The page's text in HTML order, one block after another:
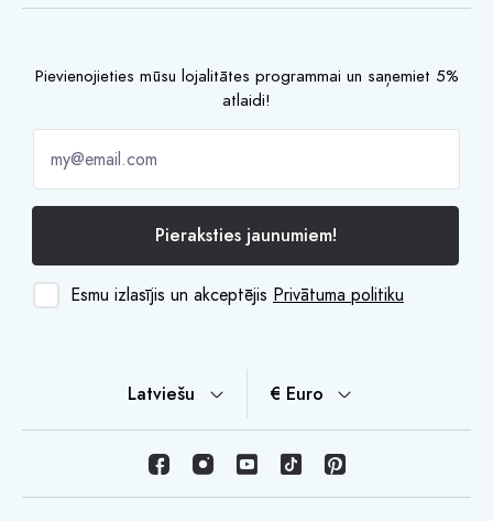
Pievienojieties mūsu lojalitātes programmai un saņemiet 5%
atlaidi!
Pieraksties jaunumiem!
Esmu izlasījis un akceptējis Privātuma politiku
Latviešu € Euro